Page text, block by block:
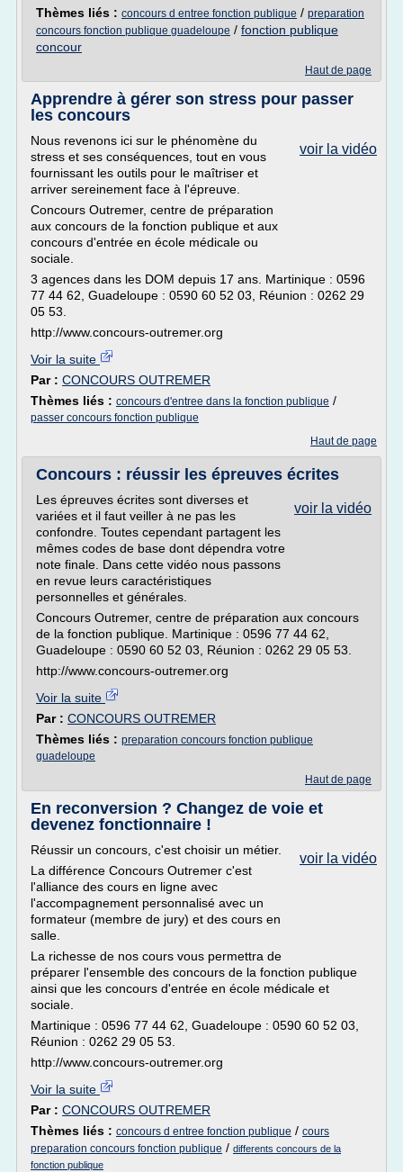
Thèmes liés : concours d entree fonction publique / preparation
concours fonction publique guadeloupe / fonction publique
concour
Haut de page
Apprendre à gérer son stress pour passer
les concours
voir la vidéo
Nous revenons ici sur le phénomène du
stress et ses conséquences, tout en vous
fournissant les outils pour le maîtriser et
arriver sereinement face à l'épreuve.
Concours Outremer, centre de préparation
aux concours de la fonction publique et aux
concours d'entrée en école médicale ou
sociale.
3 agences dans les DOM depuis 17 ans. Martinique : 0596
77 44 62, Guadeloupe : 0590 60 52 03, Réunion : 0262 29
05 53.
http://www.concours-outremer.org
Voir la suite
Par : CONCOURS OUTREMER
Thèmes liés : concours d'entree dans la fonction publique /
passer concours fonction publique
Haut de page
Concours : réussir les épreuves écrites
voir la vidéo
Les épreuves écrites sont diverses et
variées et il faut veiller à ne pas les
confondre. Toutes cependant partagent les
mêmes codes de base dont dépendra votre
note finale. Dans cette vidéo nous passons
en revue leurs caractéristiques
personnelles et générales.
Concours Outremer, centre de préparation aux concours
de la fonction publique. Martinique : 0596 77 44 62,
Guadeloupe : 0590 60 52 03, Réunion : 0262 29 05 53.
http://www.concours-outremer.org
Voir la suite
Par : CONCOURS OUTREMER
Thèmes liés : preparation concours fonction publique
guadeloupe
Haut de page
En reconversion ? Changez de voie et
devenez fonctionnaire !
voir la vidéo
Réussir un concours, c'est choisir un métier.
La différence Concours Outremer c'est
l'alliance des cours en ligne avec
l'accompagnement personnalisé avec un
formateur (membre de jury) et des cours en
salle.
La richesse de nos cours vous permettra de
préparer l'ensemble des concours de la fonction publique
ainsi que les concours d'entrée en école médicale et
sociale.
Martinique : 0596 77 44 62, Guadeloupe : 0590 60 52 03,
Réunion : 0262 29 05 53.
http://www.concours-outremer.org
Voir la suite
Par : CONCOURS OUTREMER
Thèmes liés : concours d entree fonction publique / cours
preparation concours fonction publique / differents concours de la
fonction publique